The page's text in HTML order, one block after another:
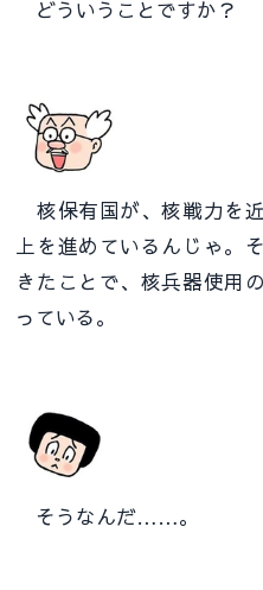
どういうことですか？
核保有国が、核戦力を
上を進めているんじゃ。
きたことで、核兵器使用
っている。
そうなんだ……。